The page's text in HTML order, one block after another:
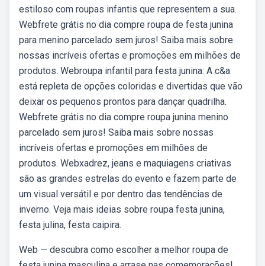
estiloso com roupas infantis que representem a sua.
Webfrete grátis no dia compre roupa de festa junina
para menino parcelado sem juros! Saiba mais sobre
nossas incríveis ofertas e promoções em milhões de
produtos. Webroupa infantil para festa junina: A c&a
está repleta de opções coloridas e divertidas que vão
deixar os pequenos prontos para dançar quadrilha.
Webfrete grátis no dia compre roupa junina menino
parcelado sem juros! Saiba mais sobre nossas
incríveis ofertas e promoções em milhões de
produtos. Webxadrez, jeans e maquiagens criativas
são as grandes estrelas do evento e fazem parte de
um visual versátil e por dentro das tendências de
inverno. Veja mais ideias sobre roupa festa junina,
festa julina, festa caipira.
Web — descubra como escolher a melhor roupa de